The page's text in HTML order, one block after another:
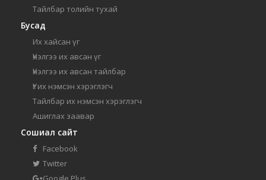
Тайлбар толийн тухай
Бусад
Их хайсан үг
Үнэлгээ их авсан үг
Үнэлгээ их авсан тайлбар
Үг их нэмсэн хэрэглэгч
Тайлбар их нэмсэн хэрэглэгч
Ашиглах заавар
Сошиал сайт
Facebook
Twitter